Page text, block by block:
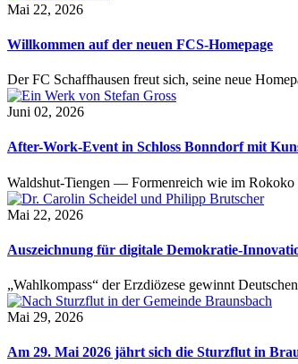
Mai 22, 2026
Willkommen auf der neuen FCS-Homepage
Der FC Schaffhausen freut sich, seine neue
Juni 02, 2026
After-Work-Event in Schloss Bonndorf mit
Waldshut-Tiengen — Formenreich wie im
Mai 22, 2026
Auszeichnung für digitale Demokratie-
„Wahlkompass“ der Erzdiözese gewinnt
Mai 29, 2026
Am 29. Mai 2026 jährt sich die Sturzflut in